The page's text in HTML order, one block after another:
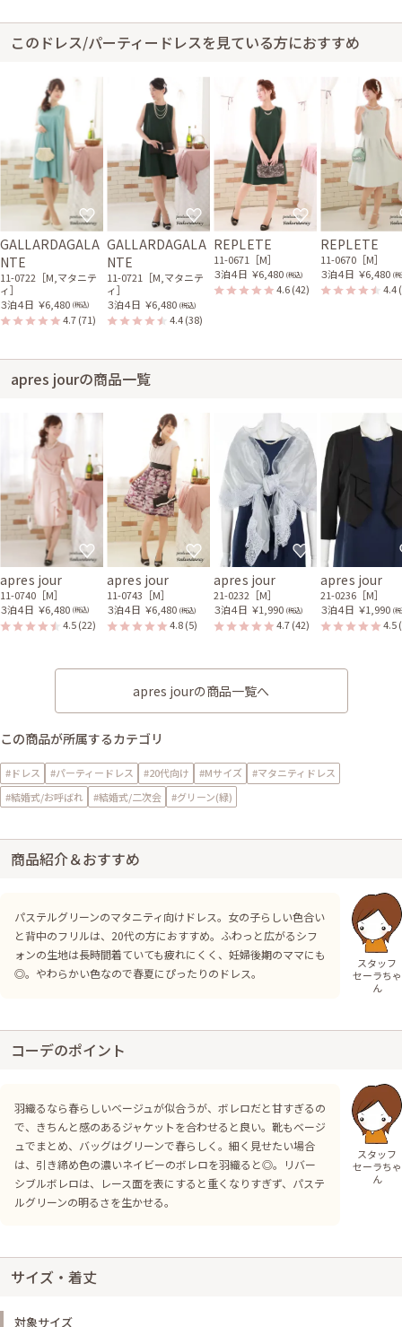
このドレス/パーティードレスを見ている方におすすめ
GALLARDAGALA
NTE
11-0722［M,マタニテ
ィ］
３泊４日 ￥6,480 (税込)
4.7(71)
GALLARDAGALA
NTE
11-0721［M,マタニテ
ィ］
３泊４日 ￥6,480 (税込)
4.4(38)
REPLETE
11-0671［M］
３泊４日 ￥6,480 (税込)
4.6(42)
REPLETE
11-0670［M］
３泊４日 ￥6,480 (
4.4
apres jourの商品一覧
apres jour
11-0740［M］
３泊４日 ￥6,480 (税込)
4.5(22)
apres jour
11-0743［M］
３泊４日 ￥6,480 (税込)
4.8(5)
apres jour
21-0232［M］
３泊４日 ￥1,990 (税込)
4.7(42)
apres jour
21-0236［M］
３泊４日 ￥1,990 (
4.5
apres jourの商品一覧へ
この商品が所属するカテゴリ
#ドレス #パーティードレス #20代向け #Mサイズ
#マタニティドレス
#結婚式/お呼ばれ
#結婚式/二次会 #グリーン(緑)
商品紹介＆おすすめ
パステルグリーンのマタニティ向けドレス。女の子らしい色合い
と背中のフリルは、20代の方におすすめ。ふわっと広がるシフ
ォンの生地は長時間着ていても疲れにくく、妊婦後期のママにも
◎。やわらかい色なので春夏にぴったりのドレス。
スタッフ
セーラちゃ
ん
コーデのポイント
羽織るなら春らしいベージュが似合うが、ボレロだと甘すぎるの
で、きちんと感のあるジャケットを合わせると良い。靴もベージ
ュでまとめ、バッグはグリーンで春らしく。細く見せたい場合
は、引き締め色の濃いネイビーのボレロを羽織ると◎。リバー
シブルボレロは、レース面を表にすると重くなりすぎず、パステ
ルグリーンの明るさを生かせる。
スタッフ
セーラちゃ
ん
サイズ・着丈
対象サイズ